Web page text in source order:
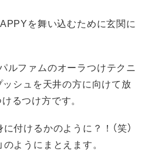
を舞い込むために玄関に
ルファムのオーラつけテクニ
ッシュを天井の方に向けて放
るつけ方です。
付けるかのように？！（笑）
ようにまとえます。